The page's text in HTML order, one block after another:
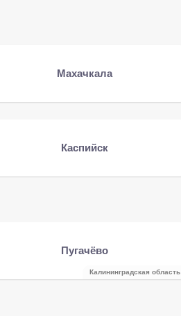
Махачкала
Каспийск
Пугачёво
Калининградская область